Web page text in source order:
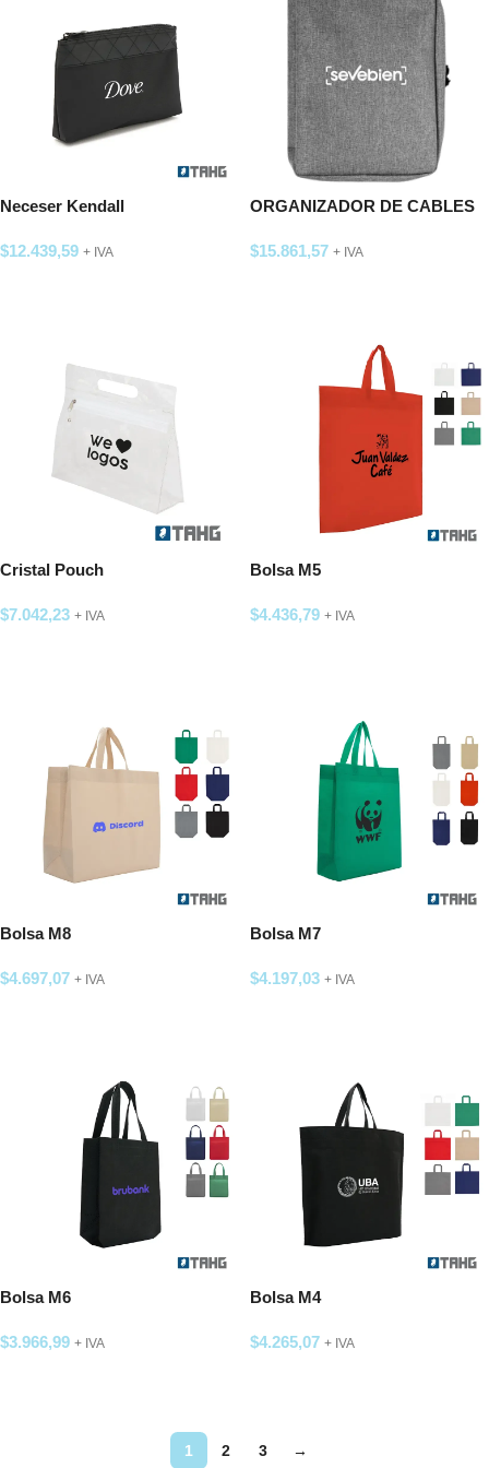
Neceser Kendall
$12.439,59 + IVA
ORGANIZADOR DE CABLES
$15.861,57 + IVA
Cristal Pouch
$7.042,23 + IVA
Bolsa M5
$4.436,79 + IVA
Bolsa M8
$4.697,07 + IVA
Bolsa M7
$4.197,03 + IVA
Bolsa M6
$3.966,99 + IVA
Bolsa M4
$4.265,07 + IVA
1 2 3 →